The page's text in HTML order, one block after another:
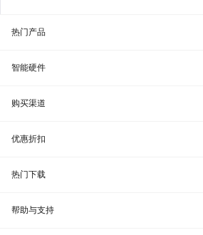
热门产品
贝锐向日葵 · 远程控制
贝锐蒲公英 · 异地组网
贝锐花生壳 · 动态域名
贝锐洋葱头 · 协作无间
智能硬件
贝锐向日葵硬件
贝锐蒲公英硬件
贝锐花生壳硬件
购买渠道
天猫旗舰店
京东旗舰店
优惠折扣
兑换码通道
教育公益折扣
热门下载
贝锐向日葵客户端
帮助与支持